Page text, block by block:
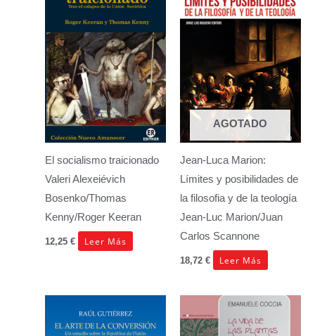
El socialismo traicionado
Valeri Alexeiévich
Bosenko/Thomas
Kenny/Roger Keeran
12,25 € Leer Más
AGOTADO
Jean-Luca Marion:
Límites y posibilidades de
la filosofia y de la teología
Jean-Luc Marion/Juan
Carlos Scannone
18,72 € Leer Más